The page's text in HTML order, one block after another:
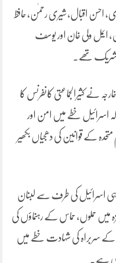
احسن اقبال، شیری رحمٰن، حافظ
ایمل ولی خان اور یوسف
شریک تھے۔
نے کثیرالجماعتی کانفرنس کا
کہ اسرائیل خطے میں امن اور
متحدہ کے قوانین کی دھجیاں بکھیر
ہی اسرائیل کی طرف سے لبنان
میں حملوں، حماس کے رہنماؤں کی
کے سربراہ کی شہادت خطے میں
ہے۔